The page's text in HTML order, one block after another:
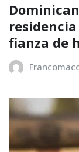
fianza de